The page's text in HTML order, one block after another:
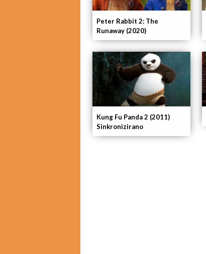
Peter Rabbit 2: The
Runaway (2020)
Kung Fu Panda 2 (2011)
Sinkronizirano